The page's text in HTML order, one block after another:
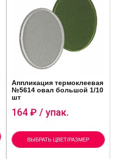
Аппликация термоклеевая
№5614 овал большой 1/10
шт
164 ₽ / упак.
ВЫБРАТЬ ЦВЕТ/РАЗМЕР